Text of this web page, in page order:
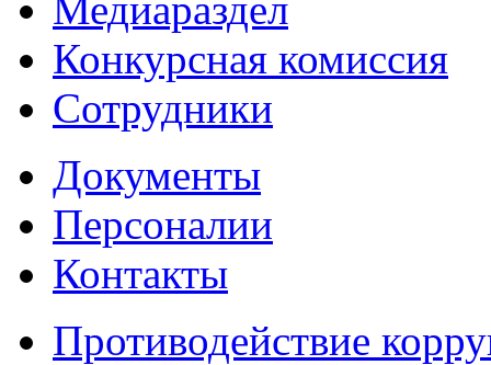
Конкурсная комиссия
Сотрудники
Документы
Персоналии
Контакты
Противодействие